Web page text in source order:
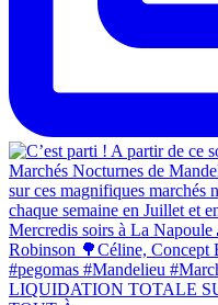
LIQUIDATION TOTALE